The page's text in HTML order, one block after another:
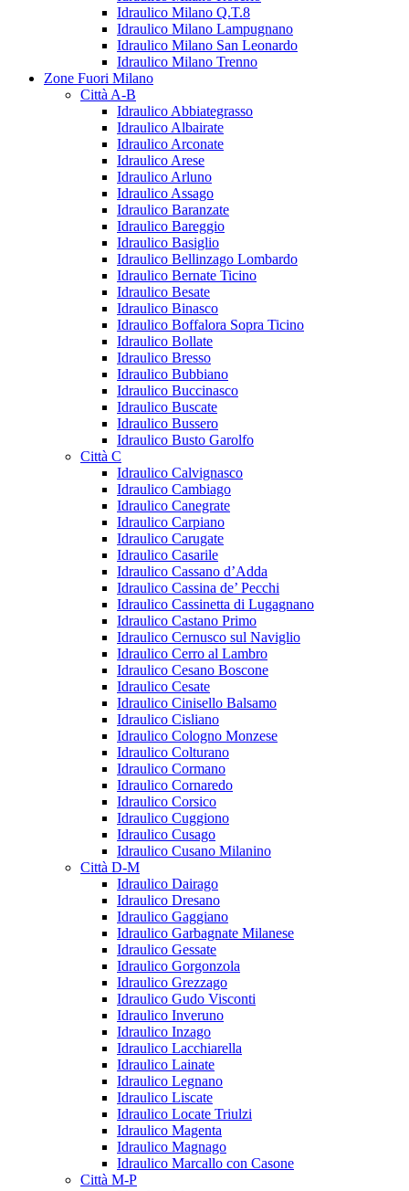
Idraulico Milano Q.T.8
Idraulico Milano Lampugnano
Idraulico Milano San Leonardo
Idraulico Milano Trenno
Zone Fuori Milano
Città A-B
Idraulico Abbiategrasso
Idraulico Albairate
Idraulico Arconate
Idraulico Arese
Idraulico Arluno
Idraulico Assago
Idraulico Baranzate
Idraulico Bareggio
Idraulico Basiglio
Idraulico Bellinzago Lombardo
Idraulico Bernate Ticino
Idraulico Besate
Idraulico Binasco
Idraulico Boffalora Sopra Ticino
Idraulico Bollate
Idraulico Bresso
Idraulico Bubbiano
Idraulico Buccinasco
Idraulico Buscate
Idraulico Bussero
Idraulico Busto Garolfo
Città C
Idraulico Calvignasco
Idraulico Cambiago
Idraulico Canegrate
Idraulico Carpiano
Idraulico Carugate
Idraulico Casarile
Idraulico Cassano d’Adda
Idraulico Cassina de’ Pecchi
Idraulico Cassinetta di Lugagnano
Idraulico Castano Primo
Idraulico Cernusco sul Naviglio
Idraulico Cerro al Lambro
Idraulico Cesano Boscone
Idraulico Cesate
Idraulico Cinisello Balsamo
Idraulico Cisliano
Idraulico Cologno Monzese
Idraulico Colturano
Idraulico Cormano
Idraulico Cornaredo
Idraulico Corsico
Idraulico Cuggiono
Idraulico Cusago
Idraulico Cusano Milanino
Città D-M
Idraulico Dairago
Idraulico Dresano
Idraulico Gaggiano
Idraulico Garbagnate Milanese
Idraulico Gessate
Idraulico Gorgonzola
Idraulico Grezzago
Idraulico Gudo Visconti
Idraulico Inveruno
Idraulico Inzago
Idraulico Lacchiarella
Idraulico Lainate
Idraulico Legnano
Idraulico Liscate
Idraulico Locate Triulzi
Idraulico Magenta
Idraulico Magnago
Idraulico Marcallo con Casone
Città M-P